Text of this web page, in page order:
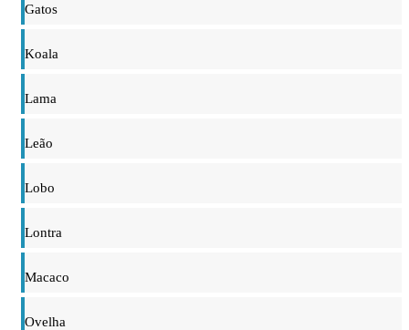
Gatos
Koala
Lama
Leão
Lobo
Lontra
Macaco
Ovelha